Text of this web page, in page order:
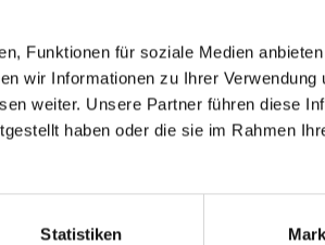
Funktionen für soziale Medien
wir Informationen zu Ihrer Verwendung
weiter. Unsere Partner führen diese
haben oder die sie im Rahmen
Statistiken
soil health